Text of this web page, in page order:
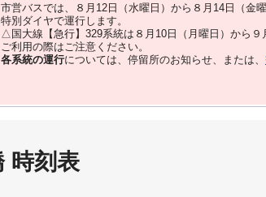
営バスでは、８⽉12⽇（水曜日）から８⽉14⽇（金
別ダイヤで運⾏します。
国大線【急行】329系統は８月10日（月曜日）から９
利用の際はご注意ください。
各系統の運行については、停留所のお知らせ、または、
時刻表